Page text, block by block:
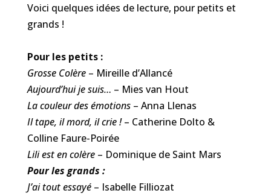
Voici quelques idées de lecture, pour petits et
grands !
Pour les petits :
Grosse Colère– Mireille d’Allancé
Aujourd’hui je suis… – Mies van Hout
La couleur des émotions– Anna Llenas
Il tape, il mord, il crie !– Catherine Dolto &
Colline Faure-Poirée
Lili est en colère– Dominique de Saint Mars
Pour les grands :
J’ai tout essayé– Isabelle Filliozat